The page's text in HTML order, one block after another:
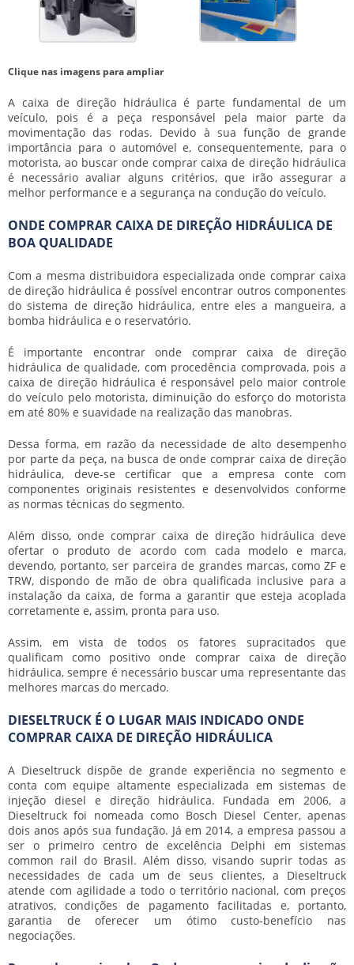
Clique nas imagens para ampliar
A caixa de direção hidráulica é parte fundamental de um
veículo, pois é a peça responsável pela maior parte da
movimentação das rodas. Devido à sua função de grande
importância para o automóvel e, consequentemente, para o
motorista, ao buscar onde comprar caixa de direção hidráulica
é necessário avaliar alguns critérios, que irão assegurar a
melhor performance e a segurança na condução do veículo.
ONDE COMPRAR CAIXA DE DIREÇÃO HIDRÁULICA DE
BOA QUALIDADE
Com a mesma distribuidora especializadaonde comprar caixa
de direção hidráulica é possível encontrar outros componentes
do sistema de direção hidráulica, entre eles a mangueira, a
bomba hidráulica e o reservatório.
É importante encontraronde comprar caixa de direção
hidráulica de qualidade, com procedência comprovada, pois a
caixa de direção hidráulica é responsável pelo maior controle
do veículo pelo motorista, diminuição do esforço do motorista
em até 80% e suavidade na realização das manobras.
Dessa forma, em razão da necessidade de alto desempenho
por parte da peça, na busca deonde comprar caixa de direção
hidráulica, deve-se certificar que a empresa conte com
componentes originais resistentes e desenvolvidos conforme
as normas técnicas do segmento.
Além disso, onde comprar caixa de direção hidráulica deve
ofertar o produto de acordo com cada modelo e marca,
devendo, portanto, ser parceira de grandes marcas, como ZF e
TRW, dispondo de mão de obra qualificada inclusive para a
instalação da caixa, de forma a garantir que esteja acoplada
corretamente e, assim, pronta para uso.
Assim, em vista de todos os fatores supracitados que
qualificam como positivoonde comprar caixa de direção
hidráulica, sempre é necessário buscar uma representante das
melhores marcas do mercado.
DIESELTRUCK É O LUGAR MAIS INDICADO ONDE
COMPRAR CAIXA DE DIREÇÃO HIDRÁULICA
A Dieseltruck dispõe de grande experiência no segmento e
conta com equipe altamente especializada em sistemas de
injeção diesel e direção hidráulica. Fundada em 2006, a
Dieseltruck foi nomeada como Bosch Diesel Center, apenas
dois anos após sua fundação. Já em 2014, a empresa passou a
ser o primeiro centro de excelência Delphi em sistemas
common rail do Brasil. Além disso, visando suprir todas as
necessidades de cada um de seus clientes, a Dieseltruck
atende com agilidade a todo o território nacional, com preços
atrativos, condições de pagamento facilitadas e, portanto,
garantia de oferecer um ótimo custo-benefício nas
negociações.